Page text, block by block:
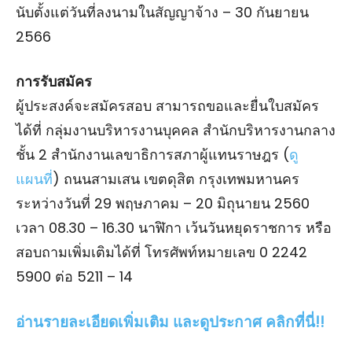
นับตั้งแต่วันที่ลงนามในสัญญาจ้าง – 30 กันยายน
2566
การรับสมัคร
ผู้ประสงค์จะสมัครสอบ สามารถขอและยื่นใบสมัคร
ได้ที่ กลุ่มงานบริหารงานบุคคล สํานักบริหารงานกลาง
ชั้น 2 สํานักงานเลขาธิการสภาผู้แทนราษฎร (ดู
แผนที่) ถนนสามเสน เขตดุสิต กรุงเทพมหานคร
ระหว่างวันที่ 29 พฤษภาคม – 20 มิถุนายน 2560
เวลา 08.30 – 16.30 นาฬิกา เว้นวันหยุดราชการ หรือ
สอบถามเพิ่มเติมได้ที่ โทรศัพท์หมายเลข 0 2242
5900 ต่อ 5211 – 14
อ่านรายละเอียดเพิ่มเติม และดูประกาศ คลิกที่นี่!!